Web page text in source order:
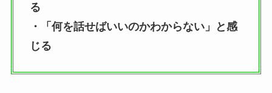
る
・「何を話せばいいのかわからない」と感
じる